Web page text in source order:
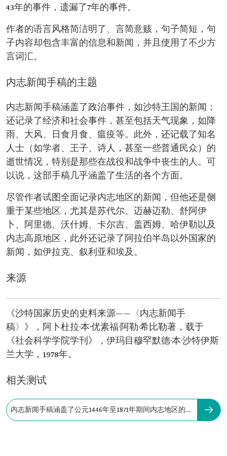
43年的事件，遗漏了7年的事件。
作者的语言风格简洁明了、言简意赅，句子简短，句
子内容却包含丰富的信息和新闻，并且使用了不少方
言词汇。
内志新闻手稿的主题
内志新闻手稿涵盖了政治事件，如沙特王国的新闻；
还记录了经济和社会事件，甚至包括天气现象，如降
雨、大风、日食月食、瘟疫等。此外，还记载了知名
人士（如学者、王子、诗人，甚至一些普通民众）的
逝世情况，特别是那些在战役和战争中丧生的人。可
以说，这部手稿几乎涵盖了生活的各个方面。
尽管作者试图全面记录内志地区的新闻，但他还是侧
重于某些地区，尤其是苏代尔、迈赫迈勒、舒阿伊
卜、阿里德、沃什姆、卡尔吉、盖西姆、哈伊勒以及
内志高原地区，此外还记录了阿拉伯半岛以外国家的
新闻，如伊拉克、叙利亚和埃及。
来源
《沙特国家历史的史料来源——〈内志新闻手
稿〉》，阿卜杜拉·本·优素福·阿勒·希比勒著，载于
《社会科学学院学刊》，伊玛目穆罕默德·本·沙特伊斯
兰大学，1978年。
相关测试
内志新闻手稿涵盖了公元1446年至1871年期间内志地区的新